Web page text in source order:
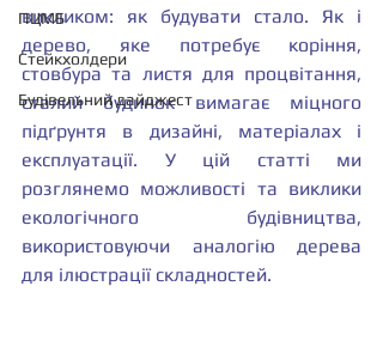
ПЦМБ
Стейкхолдери
Будівельний дайджест
викликом: як будувати стало. Як і
дерево, яке потребує коріння,
стовбура та листя для процвітання,
сталий будинок вимагає міцного
підґрунтя в дизайні, матеріалах і
експлуатації. У цій статті ми
розглянемо можливості та виклики
екологічного будівництва,
використовуючи аналогію дерева
для ілюстрації складностей.